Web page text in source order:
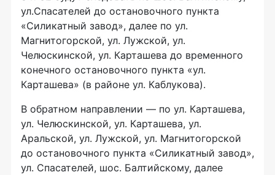
ул.Спасателей до остановочного пункта
«Силикатный завод», далее по ул.
Магнитогорской, ул. Лужской, ул.
Челюскинской, ул. Карташева до временного
конечного остановочного пункта «ул.
Карташева» (в районе ул. Каблукова).
В обратном направлении — по ул. Карташева,
ул. Челюскинской, ул. Карташева, ул.
Аральской, ул. Лужской, ул. Магнитогорской
до остановочного пункта «Силикатный завод»,
ул. Спасателей, шос. Балтийскому, далее